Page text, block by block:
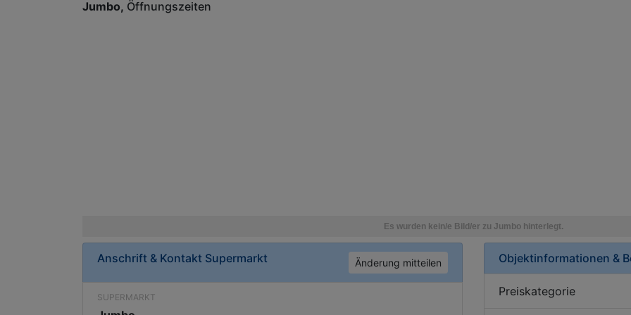
Jumbo Öffnungszeiten
Anschrift & Kontakt Supermarkt Änderung mitteilen
SUPERMARKT
Objektinformationen &
Preiskategorie